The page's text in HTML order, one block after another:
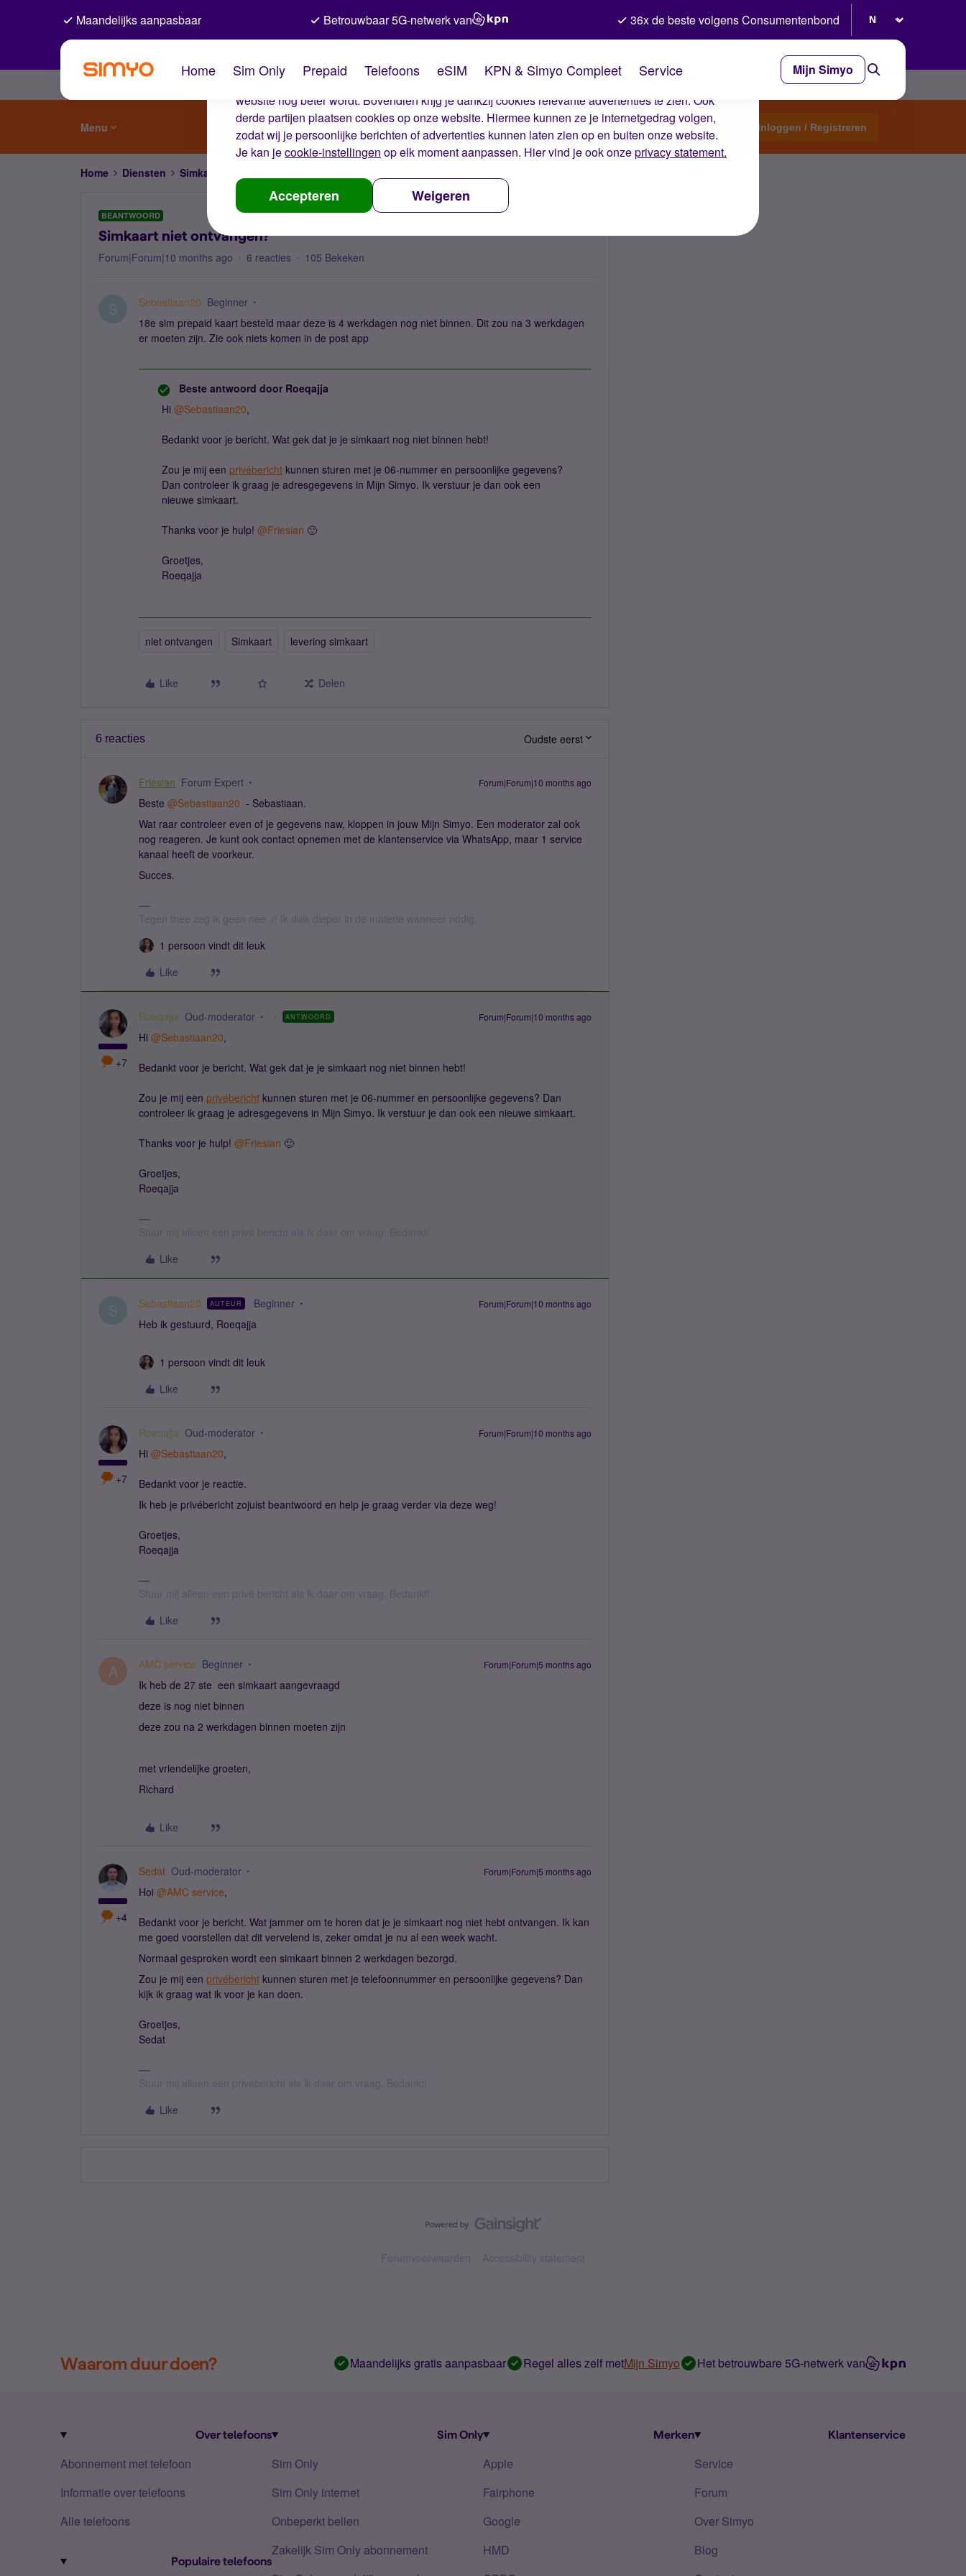
De cookies van Simyo
Wij gebruiken cookies op onze website. Met deze cookies zorgen wij ervoor dat je ervaring op de
website nog beter wordt. Bovendien krijg je dankzij cookies relevante advertenties te zien. Ook
derde partijen plaatsen cookies op onze website. Hiermee kunnen ze je internetgedrag volgen,
zodat wij je persoonlijke berichten of advertenties kunnen laten zien op en buiten onze website.
Je kan jecookie-instellingen op elk moment aanpassen. Hier vind je ook onzeprivacy statement.
Accepteren Weigeren
Maandelijks aanpasbaar Betrouwbaar 5G-netwerk van 36x de beste volgens Consumentenbond
Home Sim Only Prepaid Telefoons eSIM KPN & Simyo Compleet Service Mijn Simyo
Menu Start een topic Inloggen / Registreren
Home Diensten Simkaart en eSIM
BEANTWOORD
Simkaart niet ontvangen?
Forum|Forum|10 months ago 6 reacties 105 Bekeken
S Sebastiaan20 Beginner
18e sim prepaid kaart besteld maar deze is 4 werkdagen nog niet binnen. Dit zou na 3 werkdagen
er moeten zijn. Zie ook niets komen in de post app
Beste antwoord door Roeqajja
Hi ​ @Sebastiaan20,
Bedankt voor je bericht. Wat gek dat je je simkaart nog niet binnen hebt!
Zou je mij een privébericht kunnen sturen met je 06-nummer en persoonlijke gegevens?
Dan controleer ik graag je adresgegevens in Mijn Simyo. Ik verstuur je dan ook een
nieuwe simkaart.
Thanks voor je hulp! ​ @Friesian 🙂
Groetjes,
Roeqajja
niet ontvangen Simkaart levering simkaart
Like Delen
6 reacties Oudste eerst
Friesian Forum Expert Forum|Forum|10 months ago
Beste ​ @Sebastiaan20 - Sebastiaan.
Wat raar controleer even of je gegevens naw, kloppen in jouw Mijn Simyo. Een moderator zal ook
nog reageren. Je kunt ook contact opnemen met de klantenservice via WhatsApp, maar 1 service
kanaal heeft de voorkeur.
Succes.
Tegen thee zeg ik geen nee. // Ik duik dieper in de materie wanneer nodig.
1 persoon vindt dit leuk
Like
+7
Roeqajja Oud-moderator ANTWOORD Forum|Forum|10 months ago
Hi ​ @Sebastiaan20,
Bedankt voor je bericht. Wat gek dat je je simkaart nog niet binnen hebt!
Zou je mij een privébericht kunnen sturen met je 06-nummer en persoonlijke gegevens? Dan
controleer ik graag je adresgegevens in Mijn Simyo. Ik verstuur je dan ook een nieuwe simkaart.
Thanks voor je hulp! ​ @Friesian 🙂
Groetjes,
Roeqajja
Like
S Sebastiaan20 AUTEUR Beginner Forum|Forum|10 months ago
Heb ik gestuurd, Roeqajja
1 persoon vindt dit leuk
Like
+7
Roeqajja Oud-moderator Forum|Forum|10 months ago
Hi ​ @Sebastiaan20,
Bedankt voor je reactie.
Ik heb je privébericht zojuist beantwoord en help je graag verder via deze weg!
Groetjes,
Roeqajja
Stuur mij alleen een privé bericht als ik daar om vraag. Bedankt!
Like
A AMC service Beginner Forum|Forum|5 months ago
Ik heb de 27 ste een simkaart aangevraagd
deze is nog niet binnen
deze zou na 2 werkdagen binnen moeten zijn
met vriendelijke groeten,
Richard
Like
+4
Sedat Oud-moderator Forum|Forum|5 months ago
Hoi ​ @AMC service,
Bedankt voor je bericht. Wat jammer om te horen dat je je simkaart nog niet hebt ontvangen. Ik kan
me goed voorstellen dat dit vervelend is, zeker omdat je nu al een week wacht.
Normaal gesproken wordt een simkaart binnen 2 werkdagen bezorgd.
Zou je mij een privébericht kunnen sturen met je telefoonnummer en persoonlijke gegevens? Dan
kijk ik graag wat ik voor je kan doen.
Groetjes,
Sedat
Stuur mij alleen een privébericht als ik daar om vraag. Bedankt!
Like
Forumvoorwaarden Accessibility statement
Waarom duur doen? Maandelijks gratis aanpasbaar Regel alles zelf metMijn Simyo Het betrouwbare 5G-netwerk van
Over telefoons
Abonnement met telefoon
Informatie over telefoons
Alle telefoons
Populaire telefoons
Sim Only
Sim Only
Sim Only internet
Onbeperkt bellen
Zakelijk Sim Only abonnement
Merken
Apple
Fairphone
Google
HMD
Klantenservice
Service
Forum
Over Simyo
Blog